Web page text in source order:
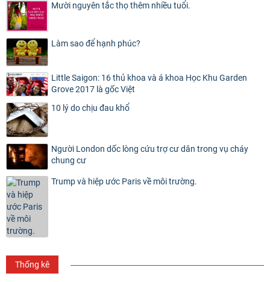
Mười nguyên tắc thọ thêm nhiều tuổi.
Làm sao để hạnh phúc?
Little Saigon: 16 thủ khoa và á khoa Học Khu Garden
Grove 2017 là gốc Việt
10 lý do chịu đau khổ
Người London dốc lòng cứu trợ cư dân trong vụ cháy
chung cư
Trump và hiệp ước Paris về môi trường.
Thống kê